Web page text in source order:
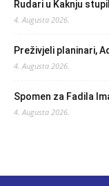
Rudari u Kaknju
4. Augusta 2026.
Preživjeli planinari,
4. Augusta 2026.
Spomen za Fadila
4. Augusta 2026.